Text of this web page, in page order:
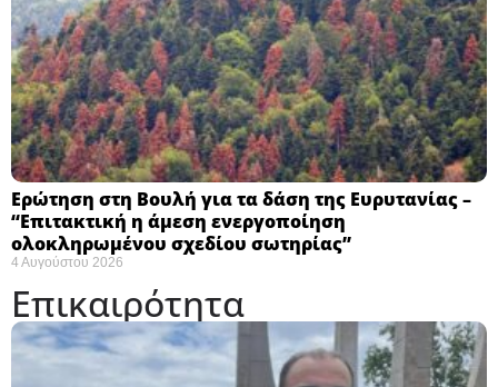
Ερώτηση στη Βουλή για τα δάση της Ευρυτανίας –
“Eπιτακτική η άμεση ενεργοποίηση
ολοκληρωμένου σχεδίου σωτηρίας”
4 Αυγούστου 2026
Επικαιρότητα